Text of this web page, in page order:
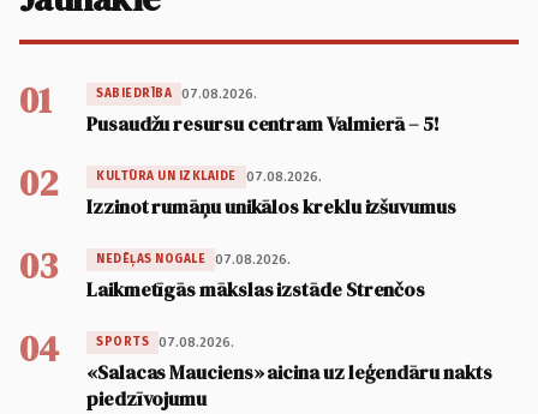
01 SABIEDRĪBA 07.08.2026.
Pusaudžu resursu centram Valmierā – 5!
02 KULTŪRA UN IZKLAIDE 07.08.2026.
Izzinot rumāņu unikālos kreklu izšuvumus
03 NEDĒĻAS NOGALE 07.08.2026.
Laikmetīgās mākslas izstāde Strenčos
04 SPORTS 07.08.2026.
«Salacas Mauciens» aicina uz leģendāru nakts
piedzīvojumu